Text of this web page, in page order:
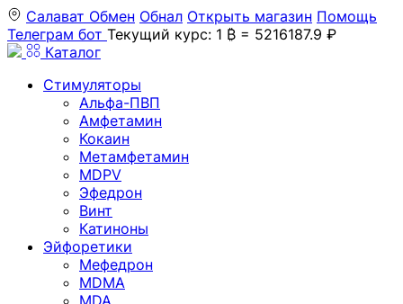
Салават Обмен Обнал Открыть магазин Помощь
Телеграм бот Текущий курс: 1 ₿ = 5216187.9 ₽
Каталог
Стимуляторы
Альфа-ПВП
Амфетамин
Кокаин
Метамфетамин
MDPV
Эфедрон
Винт
Катиноны
Эйфоретики
Мефедрон
MDMA
MDA